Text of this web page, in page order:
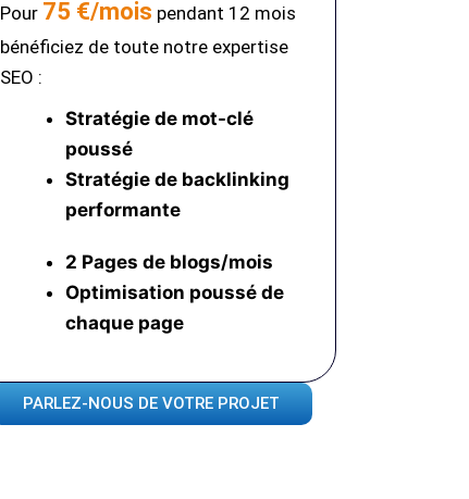
Pour 75 €/mois pendant 12 mois
bénéficiez de toute notre expertise
SEO :
Stratégie de mot-clé
poussé
Stratégie de backlinking
performante
2 Pages de blogs/mois
Optimisation pousséde
chaque page
PARLEZ-NOUS DE VOTRE PROJET